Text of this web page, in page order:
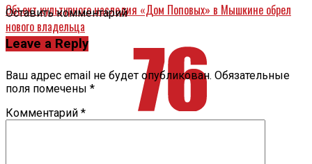
Объект культурного наследия «Дом Поповых» в Мышкине обрел
нового владельца
Оставить комментарий
Leave a Reply
Ваш адрес email не будет опубликован. Обязательные
поля помечены *
Комментарий *